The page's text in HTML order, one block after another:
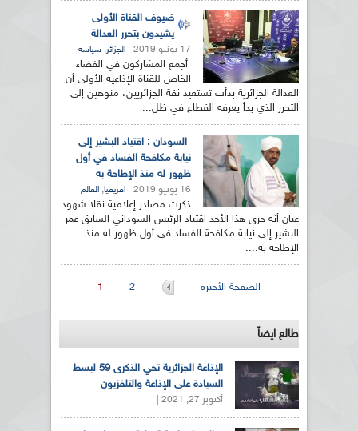
ضيوف القناة الأولى
يشيدون بتحرر العدالة
17 يونيو 2019 الجزائر, سياسة
أجمع المشاركون في الفضاء
الخاص للقناة الإذاعية الأولى أن
العدالة الجزائرية بدأت تستعيد ثقة الجزائريين، منوهين إلى
التحرر الذي بدأ يعرفه القطاع في ظل...
السودان : اقتياد البشير إلى
نيابة مكافحة الفساد في أول
ظهور له منذ الإطاحة به
16 يونيو 2019 افريقيا, العالم
ذكرت مصادر إعلامية نقلا شهود
عيان أنه جرى هذا الأحد اقتياد الرئيس السوداني السابق عمر
البشير إلى نيابة مكافحة الفساد في أول ظهور له منذ
الإطاحة به....
الصفحات 1 2 الصفحة الأخيرة
طالع ايضاً
الإذاعة الجزائرية تحي الذكرى 59 لبسط
السيادة على الإذاعة والتلفزيون
أكتوبر 27, 2021 |